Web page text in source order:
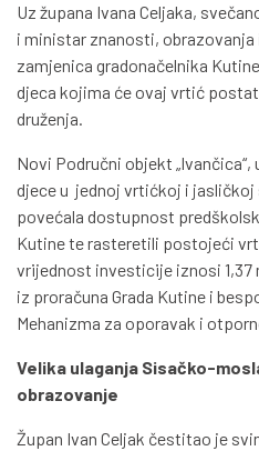
Uz župana Ivana Celjaka,
i ministar znanosti, obrazovanja
zamjenica gradonačelnika
djeca kojima će ovaj vrtić
druženja.
Novi Područni objekt
djece u jednoj vrtićkoj i jasličkoj
povećala dostupnost
Kutine te rasteretili postojeći
vrijednost investicije iznosi 1,37
iz proračuna Grada Kutine i
Mehanizma za oporavak i
Velika ulaganja Sisačko-
obrazovanje
Župan Ivan Celjak čestitao je